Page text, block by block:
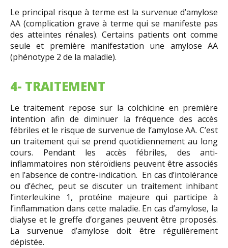
Le principal risque à terme est la survenue d’amylose
AA (complication grave à terme qui se manifeste pas
des atteintes rénales). Certains patients ont comme
seule et première manifestation une amylose AA
(phénotype 2 de la maladie).
4- TRAITEMENT
Le traitement repose sur la colchicine en première
intention afin de diminuer la fréquence des accès
fébriles et le risque de survenue de l’amylose AA. C’est
un traitement qui se prend quotidiennement au long
cours. Pendant les accès fébriles, des anti-
inflammatoires non stéroïdiens peuvent être associés
en l’absence de contre-indication. En cas d’intolérance
ou d’échec, peut se discuter un traitement inhibant
l’interleukine 1, protéine majeure qui participe à
l’inflammation dans cette maladie. En cas d’amylose, la
dialyse et le greffe d’organes peuvent être proposés.
La survenue d’amylose doit être régulièrement
dépistée.